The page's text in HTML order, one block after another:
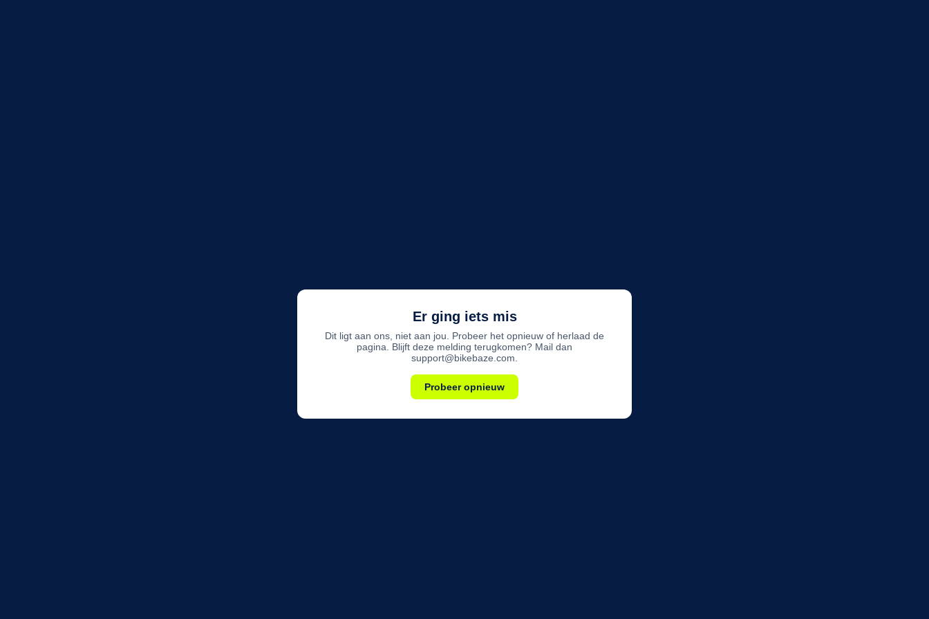
Er ging iets mis
Dit ligt aan ons, niet aan jou. Probeer het opnieuw of herlaad de
pagina. Blijft deze melding terugkomen? Mail dan
support@bikebaze.com.
Probeer opnieuw